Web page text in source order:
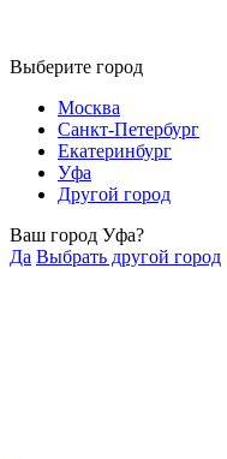
Выберите город
Москва
Санкт-Петербург
Екатеринбург
Уфа
Другой город
Ваш город Уфа?
Да Выбрать другой город